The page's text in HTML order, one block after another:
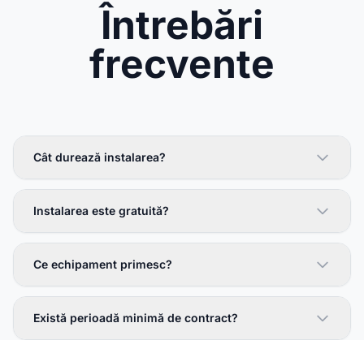
Întrebări
frecvente
Cât durează instalarea?
Instalarea este gratuită?
Ce echipament primesc?
Există perioadă minimă de contract?